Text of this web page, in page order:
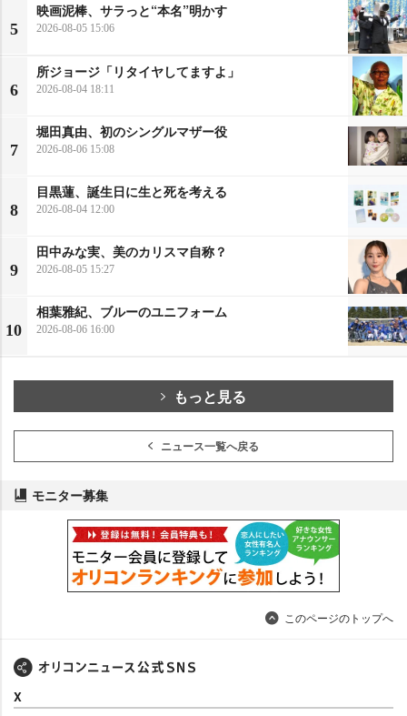
5
映画泥棒、サラっと“本名”明かす
2026-08-05 15:06
6
所ジョージ「リタイヤしてますよ」
2026-08-04 18:11
7
堀田真由、初のシングルマザー役
2026-08-06 15:08
8
目黒蓮、誕生日に生と死を考える
2026-08-04 12:00
9
田中みな実、美のカリスマ自称？
2026-08-05 15:27
10
相葉雅紀、ブルーのユニフォーム
2026-08-06 16:00
もっと見る
ニュース一覧へ戻る
モニター募集
このページのトップへ
X